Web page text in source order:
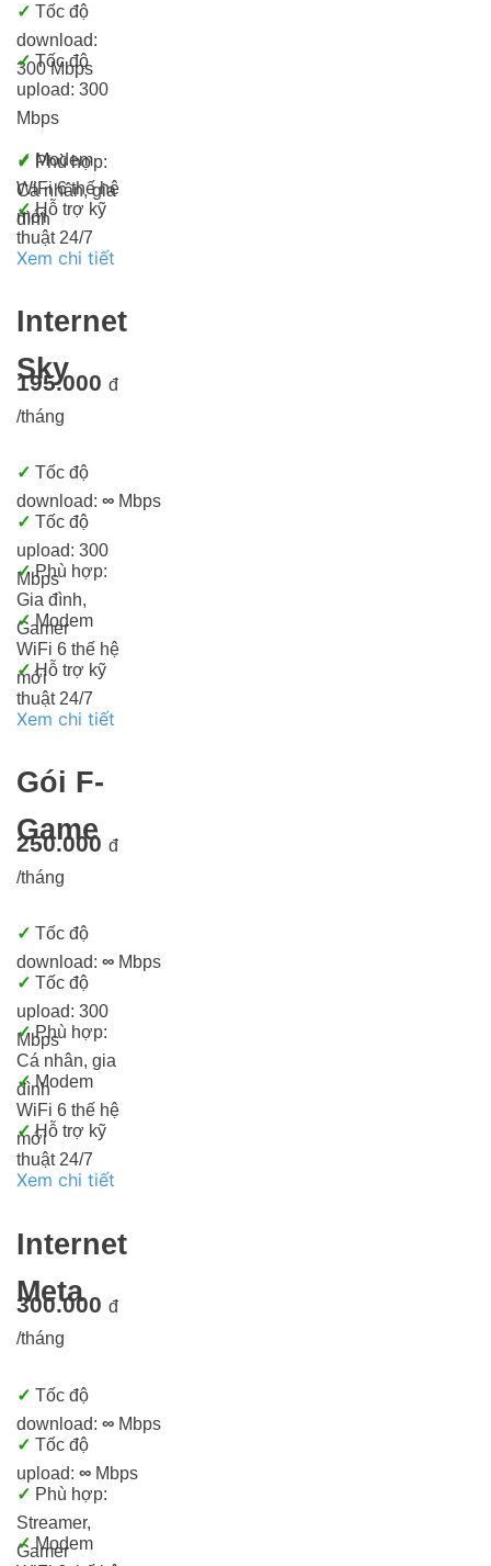
✓ Tốc độ
download:
300 Mbps
✓ Tốc độ
upload: 300
Mbps
✓ Phù hợp:
Cá nhân, gia
đình
✓ Modem
WiFi 6 thế hệ
mới
✓ Hỗ trợ kỹ
thuật 24/7
Xem chi tiết
Internet
Sky
195.000 đ
/tháng
✓ Tốc độ
download: ∞ Mbps
✓ Tốc độ
upload: 300
Mbps
✓Phù hợp:
Gia đình,
Gamer
✓Modem
WiFi 6 thế hệ
mới
✓Hỗ trợ kỹ
thuật 24/7
Xem chi tiết
Gói F-
Game
250.000 đ
/tháng
✓ Tốc độ
download: ∞ Mbps
✓ Tốc độ
upload: 300
Mbps
✓Phù hợp:
Cá nhân, gia
đình
✓Modem
WiFi 6 thế hệ
mới
✓Hỗ trợ kỹ
thuật 24/7
Xem chi tiết
Internet
Meta
300.000 đ
/tháng
✓ Tốc độ
download: ∞ Mbps
✓ Tốc độ
upload: ∞ Mbps
✓ Phù hợp:
Streamer,
Gamer
✓Modem